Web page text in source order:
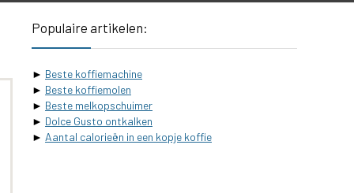
Populaire artikelen:
► Beste koffiemachine
► Beste koffiemolen
► Beste melkopschuimer
► Dolce Gusto ontkalken
► Aantal calorieën in een kopje koffie